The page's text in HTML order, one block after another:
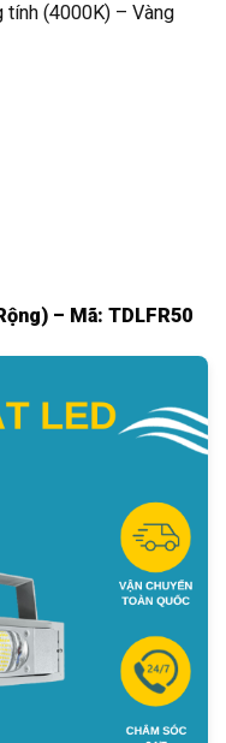
tính (4000K) – Vàng
– Mã: TDLFR50